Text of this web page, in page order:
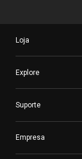
Loja
Explore
Suporte
Empresa